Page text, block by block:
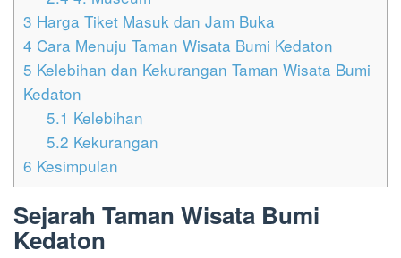
3 Harga Tiket Masuk dan Jam Buka
4 Cara Menuju Taman Wisata Bumi Kedaton
5 Kelebihan dan Kekurangan Taman Wisata Bumi
Kedaton
5.1 Kelebihan
5.2 Kekurangan
6 Kesimpulan
Sejarah Taman Wisata Bumi
Kedaton